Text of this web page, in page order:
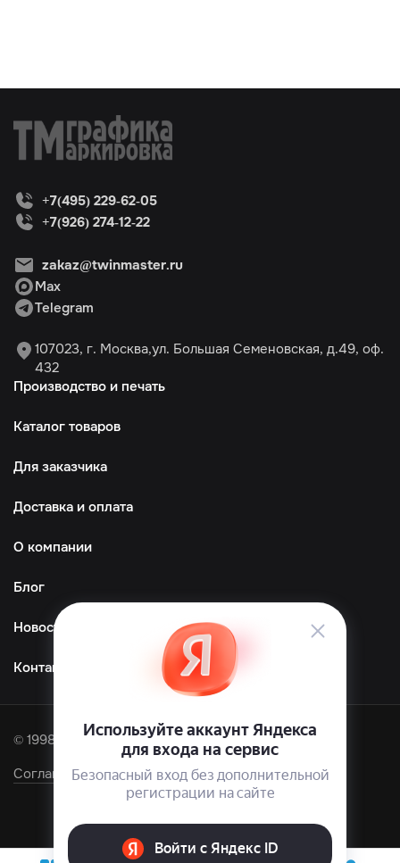
+7(495) 229-62-05
+7(926) 274-12-22
zakaz@twinmaster.ru
Max
Telegram
107023, г. Москва,ул. Большая Семеновская, д.49, оф.
432
Производство и печать
Каталог товаров
Для заказчика
Доставка и оплата
О компании
Блог
Новости
Контакты
© 1998—2026 ООО «ТМграфика»
Соглашение об обработке персональных данных